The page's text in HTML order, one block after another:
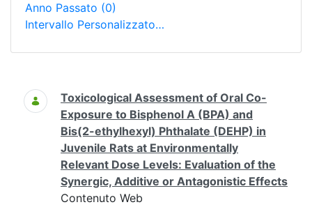
Anno Passato (0)
Intervallo Personalizzato…
Ricerca
Toxicological Assessment of Oral Co-
Exposure to Bisphenol A (BPA) and
Bis(2-ethylhexyl) Phthalate (DEHP) in
Juvenile Rats at Environmentally
Relevant Dose Levels: Evaluation of the
Synergic, Additive or Antagonistic Effects
Contenuto Web